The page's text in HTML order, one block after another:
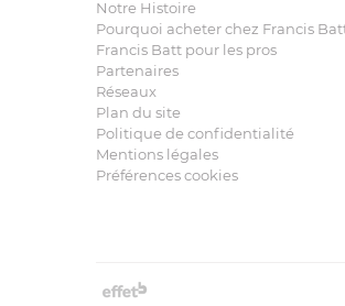
Notre Histoire
Pourquoi acheter chez Francis
Francis Batt pour les pros
Partenaires
Réseaux
Plan du site
Politique de confidentialité
Mentions légales
Préférences cookies